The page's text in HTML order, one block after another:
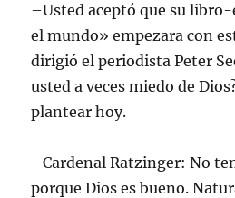
–Usted aceptó que su
el mundo» empezara con
dirigió el periodista Peter
usted a veces miedo de
plantear hoy.
–Cardenal Ratzinger: No
porque Dios es bueno.